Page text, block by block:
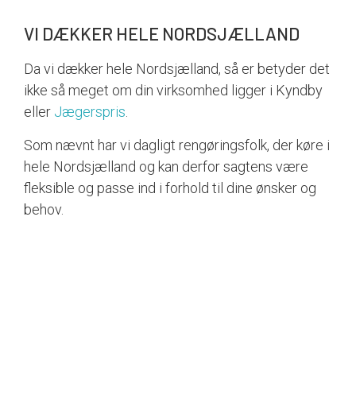
VI DÆKKER HELE NORDSJÆLLAND
Da vi dækker hele Nordsjælland, så er betyder det
ikke så meget om din virksomhed ligger i Kyndby
eller Jægerspris
Som nævnt har vi dagligt rengøringsfolk, der køre i
hele Nordsjælland og kan derfor sagtens være
fleksible og passe ind i forhold til dine ønsker og
behov.